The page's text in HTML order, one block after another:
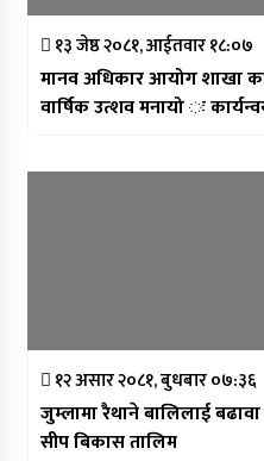
१३ जेष्ठ २०८१, आईतवार १८:०७
मानव अधिकार आयोग शाखा
वार्षिक उत्शव मनायो ः
१२ असार २०८१, बुधबार ०७:३६
जुम्लामा रैथाने बालिलाई बढावा
सीप बिकास तालिम